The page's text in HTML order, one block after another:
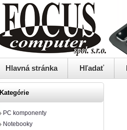
Hlavná stránka Hľadať
Kategórie
PC komponenty
Notebooky